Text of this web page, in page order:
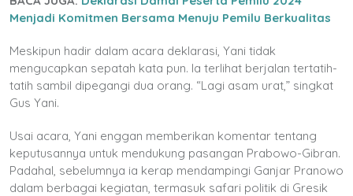
Menjadi Komitmen Bersama Menuju Pemilu Berkualitas
Meskipun hadir dalam acara deklarasi, Yani tidak
mengucapkan sepatah kata pun. Ia terlihat berjalan tertatih-
tatih sambil dipegangi dua orang. “Lagi asam urat,” singkat
Gus Yani.
Usai acara, Yani enggan memberikan komentar tentang
keputusannya untuk mendukung pasangan Prabowo-Gibran.
Padahal, sebelumnya ia kerap mendampingi Ganjar Pranowo
dalam berbagai kegiatan, termasuk safari politik di Gresik